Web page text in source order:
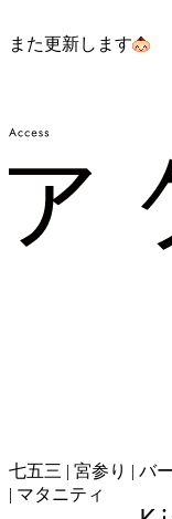
また更新します
七五三 | 宮参り | バ
| マタニティ